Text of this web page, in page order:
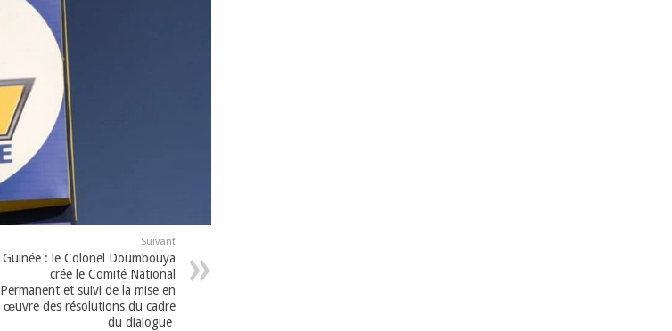
Suivant
Guinée : le Colonel Doumbouya
crée le Comité National
Permanent et suivi de la mise en
œuvre des résolutions du cadre
du dialogue